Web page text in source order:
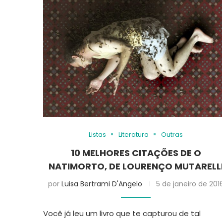
Listas Literatura Outras
10 MELHORES CITAÇÕES DE O
NATIMORTO, DE LOURENÇO
por Luisa Bertrami D'Angelo 5 de janeiro de
Você já leu um livro que te capturou de tal